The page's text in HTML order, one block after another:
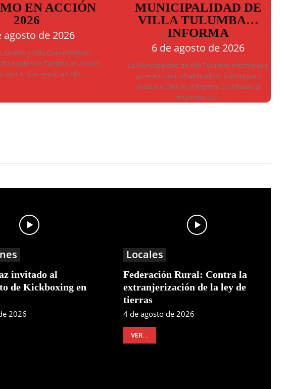
EN ACCIÓN
2026
agosto de 2026
Quilino y Villa Quilino dijeron
edición de Turismo en Acción,
que reunió a todo...
MUNICIPALIDAD DE
VILLA TULUMBA…
INFORMA
6 de agosto de 2026
La Municipalidad de Villa Tulumba informa que
ya se encuentra habilitado el trámite para
realizar el DNI en el Registro Civil.Desde el
municipio se...
invitado al
de Kickboxing en
2026
Locales
Federación Rural: Contra la
extranjerización de la ley de
tierras
4 de agosto de 2026
VER...